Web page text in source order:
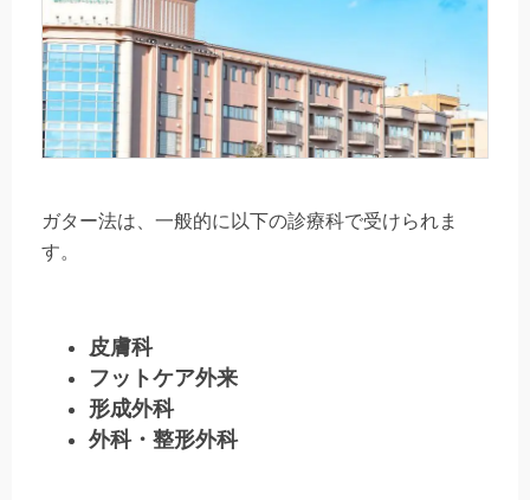
ガター法は、一般的に以下の診療科で受けられま
す。
皮膚科
フットケア外来
形成外科
外科・整形外科